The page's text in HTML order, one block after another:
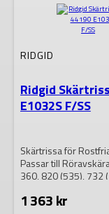
RIDGID
Ridgid
E1032S F/SS
Skärtrissa för
Passar till
360, 820 (535), 732
1 363kr